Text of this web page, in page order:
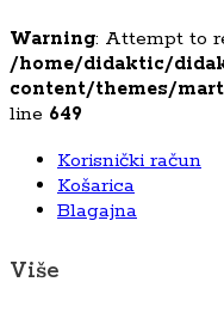
Warning: Attempt to
/home/didaktic/
content/themes/
line 649
Korisnički račun
Košarica
Blagajna
Više